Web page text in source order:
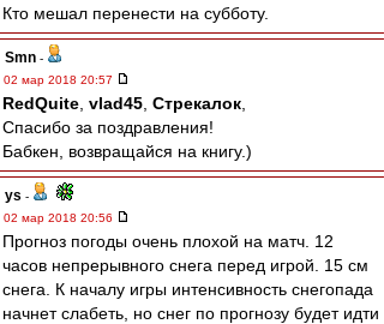
Кто мешал перенести на субботу.
Smn -
02 мар 2018 20:57
RedQuite vlad45 Стрекалок
Спасибо за поздравления!
Бабкен, возвращайся на книгу.)
ys -
02 мар 2018 20:56
Прогноз погоды очень плохой на матч. 12
часов непрерывного снега перед игрой. 15 см
снега. К началу игры интенсивность снегопада
начнет слабеть, но снег по прогнозу будет идти